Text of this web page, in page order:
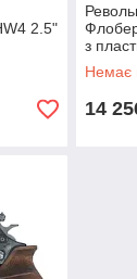
2.5"
з
Немає
14